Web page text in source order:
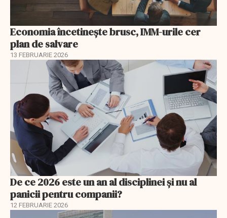
Economia încetinește brusc, IMM-urile cer
plan de salvare
13 FEBRUARIE 2026
De ce 2026 este un an al disciplinei și nu al
panicii pentru companii?
12 FEBRUARIE 2026